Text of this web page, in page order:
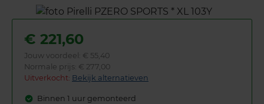
€ 221,60
Jouw voordeel: € 55,40
Normale prijs: € 277,00
Uitverkocht: Bekijk alternatieven
Binnen 1 uur gemonteerd